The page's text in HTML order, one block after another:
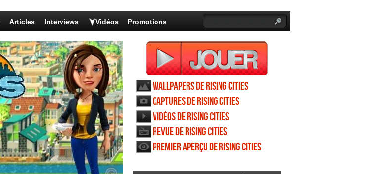
Articles Interviews Vidéos Promotions
Wallpapers de Rising Cities
Captures de Rising Cities
Vidéos de Rising Cities
Revue de Rising Cities
Premier aperçu de Rising Cities